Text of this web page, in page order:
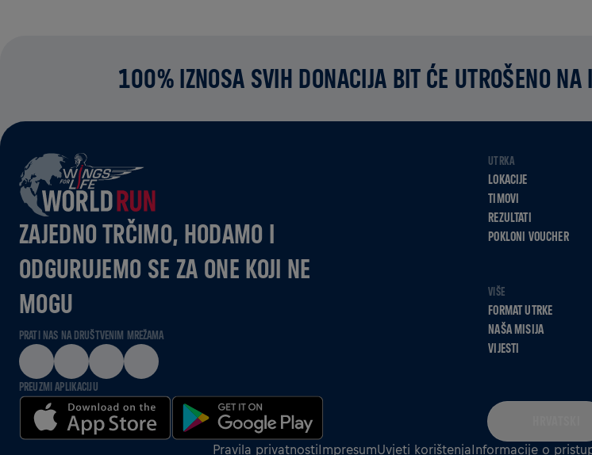
100% IZNOSA SVIH DONACIJA BIT ĆE UTROŠENO NA
ZAJEDNO TRČIMO, HODAMO I
ODGURUJEMO SE ZA ONE KOJI NE
MOGU
PRATI NAS NA DRUŠTVENIM MREŽAMA
PREUZMI APLIKACIJU
UTRKA
LOKACIJE
TIMOVI
REZULTATI
POKLONI VOUCHER
VIŠE
FORMAT UTRKE
NAŠA MISIJA
VIJESTI
Pravila privatnostiImpresumUvjeti korištenjaInformacije o